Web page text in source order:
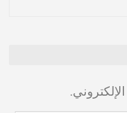
على استمرار
“الإدارة الذاتية”
مشددًا على